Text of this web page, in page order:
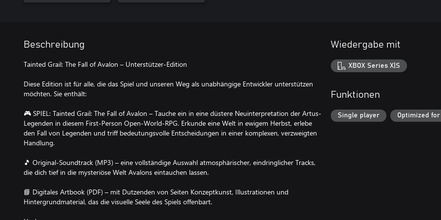
Beschreibung
Tainted Grail: The Fall of Avalon – Unterstützer-Edition
Diese Edition ist für alle, die das Spiel und unseren Weg als unabhängige Entwickler unterstützen
möchten. Sie enthält:
🎮 SPIEL: Tainted Grail: The Fall of Avalon – Tauche ein in eine düstere Neuinterpretation der Artus-
Legenden in diesem First-Person Open-World-RPG. Erkunde eine Welt in ewigem Herbst, erlebe
den Fall von Legenden und triff bedeutungsvolle Entscheidungen in einer komplexen, verzweigten
Handlung.
🎵 Original-Soundtrack (MP3) – eine vollständige Auswahl atmosphärischer, eindringlicher Tracks,
die dich tief in die mysteriöse Welt Avalons eintauchen lassen.
📘 Digitales Artbook (PDF) – mit Dutzenden von Seiten Konzeptkunst, Illustrationen und
Hintergrundmaterial, das die visuelle Seele des Spiels offenbart.
Wiedergabe mit
XBOX Series X|S
Funktionen
Single player Optimized